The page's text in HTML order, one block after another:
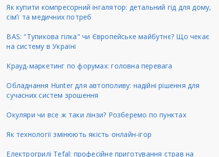
Як купити компресорний інгалятор: детальний гід для дому,
сім’ї та медичних потреб
BAS: "Тупикова гілка" чи Європейське майбутнє? Що чекає
на систему в Україні
Крауд-маркетинг по форумах: головна перевага
Обладнання Hunter для автополиву: надійні рішення для
сучасних систем зрошення
Окуляри чи все ж таки лінзи? Розберемо по пунктах
Як технології змінюють якість онлайн-ігор
Електрогрилі Tefal: професійне приготування страв на